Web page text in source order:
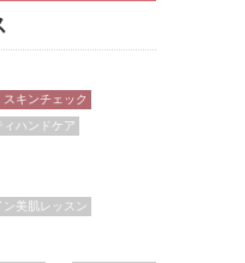
スキンチェック
ィハンドケア
ン美肌レッスン